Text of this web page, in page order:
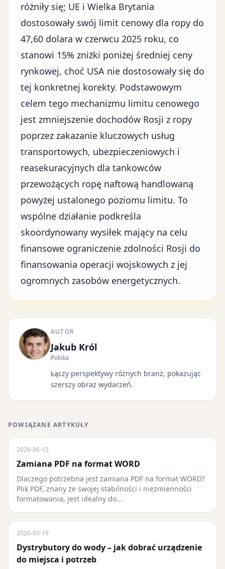
różniły się; UE i Wielka Brytania
dostosowały swój limit cenowy dla ropy do
47,60 dolara w czerwcu 2025 roku, co
stanowi 15% zniżki poniżej średniej ceny
rynkowej, choć USA nie dostosowały się do
tej konkretnej korekty. Podstawowym
celem tego mechanizmu limitu cenowego
jest zmniejszenie dochodów Rosji z ropy
poprzez zakazanie kluczowych usług
transportowych, ubezpieczeniowych i
reasekuracyjnych dla tankowców
przewożących ropę naftową handlowaną
powyżej ustalonego poziomu limitu. To
wspólne działanie podkreśla
skoordynowany wysiłek mający na celu
finansowe ograniczenie zdolności Rosji do
finansowania operacji wojskowych z jej
ogromnych zasobów energetycznych.
AUTOR
Jakub Król
Polska
Łączy perspektywy różnych branż, pokazując
szerszy obraz wydarzeń.
POWIĄZANE ARTYKUŁY
2026-06-15
Zamiana PDF na format WORD
Dlaczego potrzebna jest zamiana PDF na format WORD?
Plik PDF, znany ze swojej stabilności i niezmienności
formatowania, jest idealny do...
2026-03-19
Dystrybutory do wody – jak dobrać urządzenie
do miejsca i potrzeb